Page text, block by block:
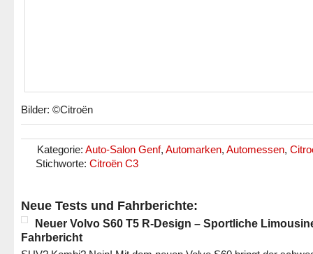
Bilder: ©Citroën
Kategorie: Auto-Salon Genf, Automarken, Automessen,
Stichworte: Citroën C3
Neue Tests und Fahrberichte:
Neuer Volvo S60 T5 R-Design – Sportliche
Fahrbericht